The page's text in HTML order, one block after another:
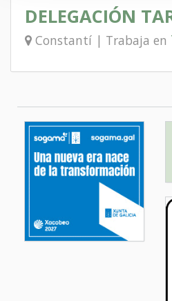
DELEGACIÓN
Constantí | Trabaja en